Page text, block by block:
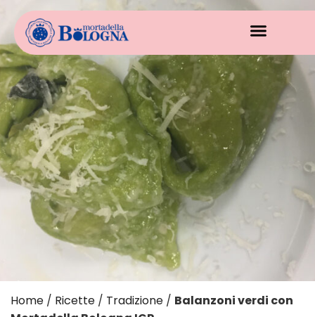
Home / Ricette / Tradizione / Balanzoni verdi con